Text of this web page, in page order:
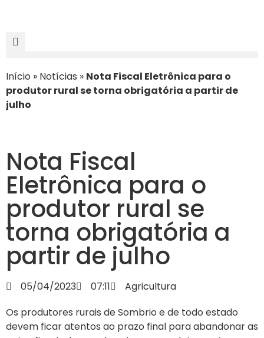
Início » Notícias » Nota Fiscal Eletrônica para o
produtor rural se torna obrigatória a partir de
julho
Nota Fiscal
Eletrônica para o
produtor rural se
torna obrigatória a
partir de julho
05/04/2023 07:11
Agricultura
Os produtores rurais de Sombrio e de todo estado
devem ficar atentos ao prazo final para abandonar as